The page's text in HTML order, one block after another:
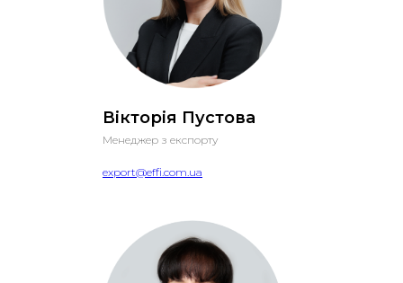
Вікторія Пустова
Менеджер з експорту
export@effi.com.ua